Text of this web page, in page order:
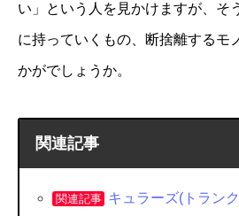
い」という人を見かけますが、そ
に持っていくもの、断捨離するモ
かがでしょうか。
関連記事
関連記事 キュラーズ(トラン